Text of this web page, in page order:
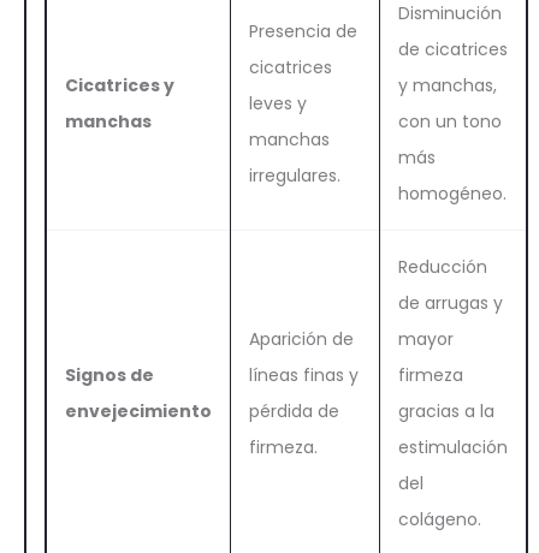
Cicatrices y
manchas
Presencia de
cicatrices
leves y
manchas
irregulares.
Disminución
de cicatrices
y manchas,
con un tono
más
homogéneo.
Signos de
envejecimiento
Aparición de
líneas finas y
pérdida de
firmeza.
Reducción
de arrugas y
mayor
firmeza
gracias a la
estimulación
del
colágeno.